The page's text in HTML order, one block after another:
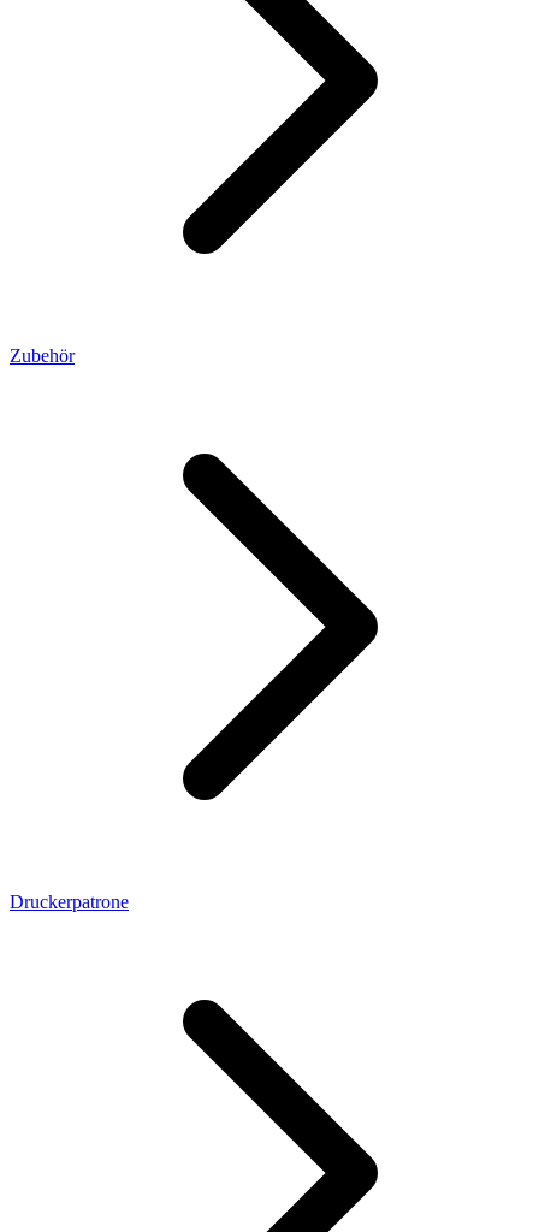
Zubehör
Druckerpatrone